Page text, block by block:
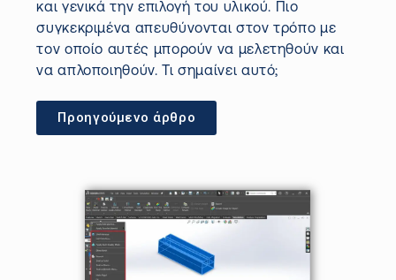
και γενικά την επιλογή του υλικού. Πιο
συγκεκριμένα απευθύνονται στον τρόπο με
τον οποίο αυτές μπορούν να μελετηθούν και
να απλοποιηθούν. Τι σημαίνει αυτό;
Προηγούμενο άρθρο